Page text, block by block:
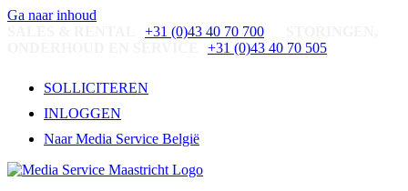
Ga naar inhoud
+31 (0)43 40 70 700
+31 (0)43 40 70 505
SOLLICITEREN
INLOGGEN
Naar Media Service België